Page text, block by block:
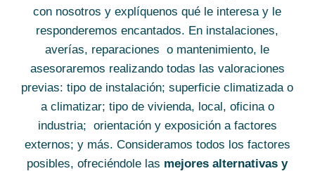
con nosotros y explíquenos qué le interesa y le
responderemos encantados. En instalaciones,
averías, reparaciones o mantenimiento, le
asesoraremos realizando todas las valoraciones
previas: tipo de instalación; superficie climatizada o
a climatizar; tipo de vivienda, local, oficina o
industria; orientación y exposición a factores
externos; y más. Consideramos todos los factores
posibles, ofreciéndole las mejores alternativas y